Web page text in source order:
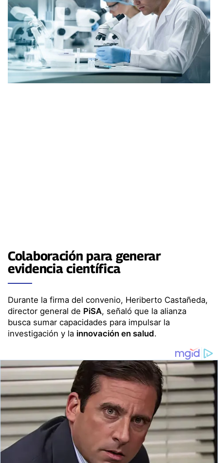
Colaboración para generar
evidencia científica
Durante la firma del convenio, Heriberto Castañeda,
director general de PiSA, señaló que la alianza
busca sumar capacidades para impulsar la
investigación y la innovación en salud.